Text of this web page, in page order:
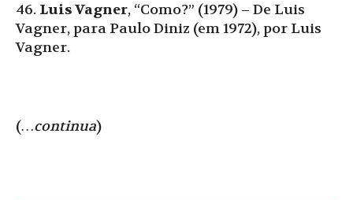
46. Luis Vagner, “Como?” (1979) – De Luis
Vagner, para Paulo Diniz (em 1972), por Luis
Vagner.
(…continua)